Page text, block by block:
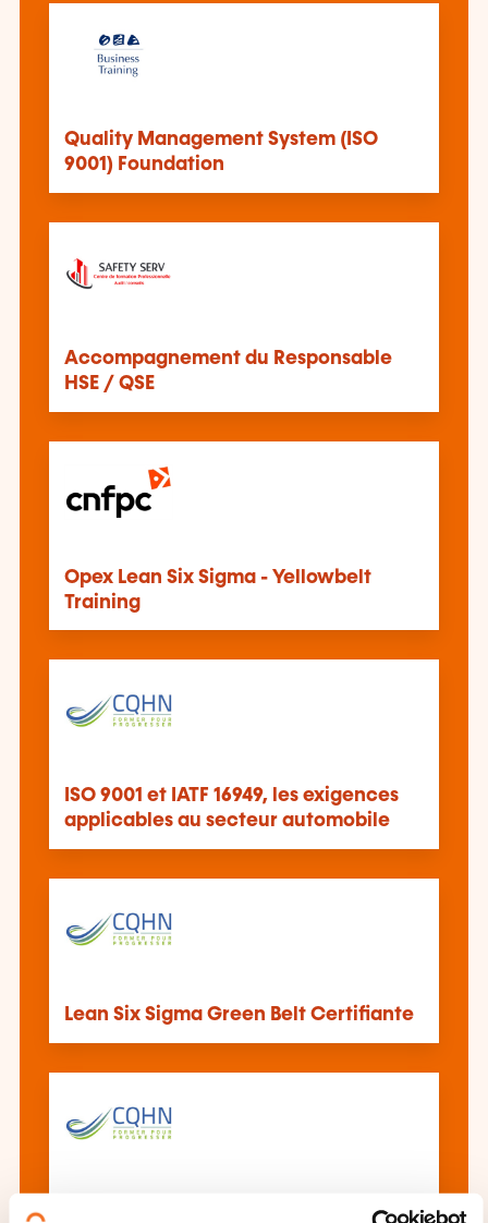
Quality Management System (ISO
9001) Foundation
Accompagnement du Responsable
HSE / QSE
Opex Lean Six Sigma - Yellowbelt
Training
ISO 9001 et IATF 16949, les exigences
applicables au secteur automobile
Lean Six Sigma Green Belt Certifiante
Comprendre et auditer son système